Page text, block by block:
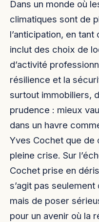
Dans un monde où
climatiques sont de
l’anticipation, en
inclut des choix de
d’activité
résilience et la
surtout immobiliers,
prudence : mieux
dans un havre
Yves Cochet que de
pleine crise. Sur
Cochet prise en
s’agit pas
mais de poser
pour un avenir où la